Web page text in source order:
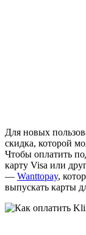
Для новых
скидка, которой
Чтобы оплатить
карту Visa или
— Wanttopay,
выпускать карты